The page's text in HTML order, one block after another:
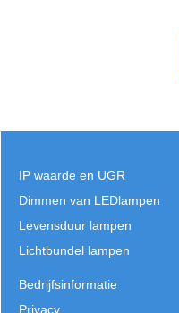
IP waarde en UGR
Dimmen van LEDlampen
Levensduur lampen
Lichtbundel lampen
Bedrijfsinformatie
Privacy